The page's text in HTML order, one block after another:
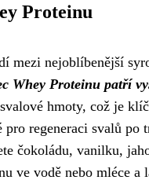
Proteinu
mezi nejoblíbenější
Whey Proteinu patří
hmoty, což je
regeneraci svalů po
čokoládu, vanilku,
ve vodě nebo mléce